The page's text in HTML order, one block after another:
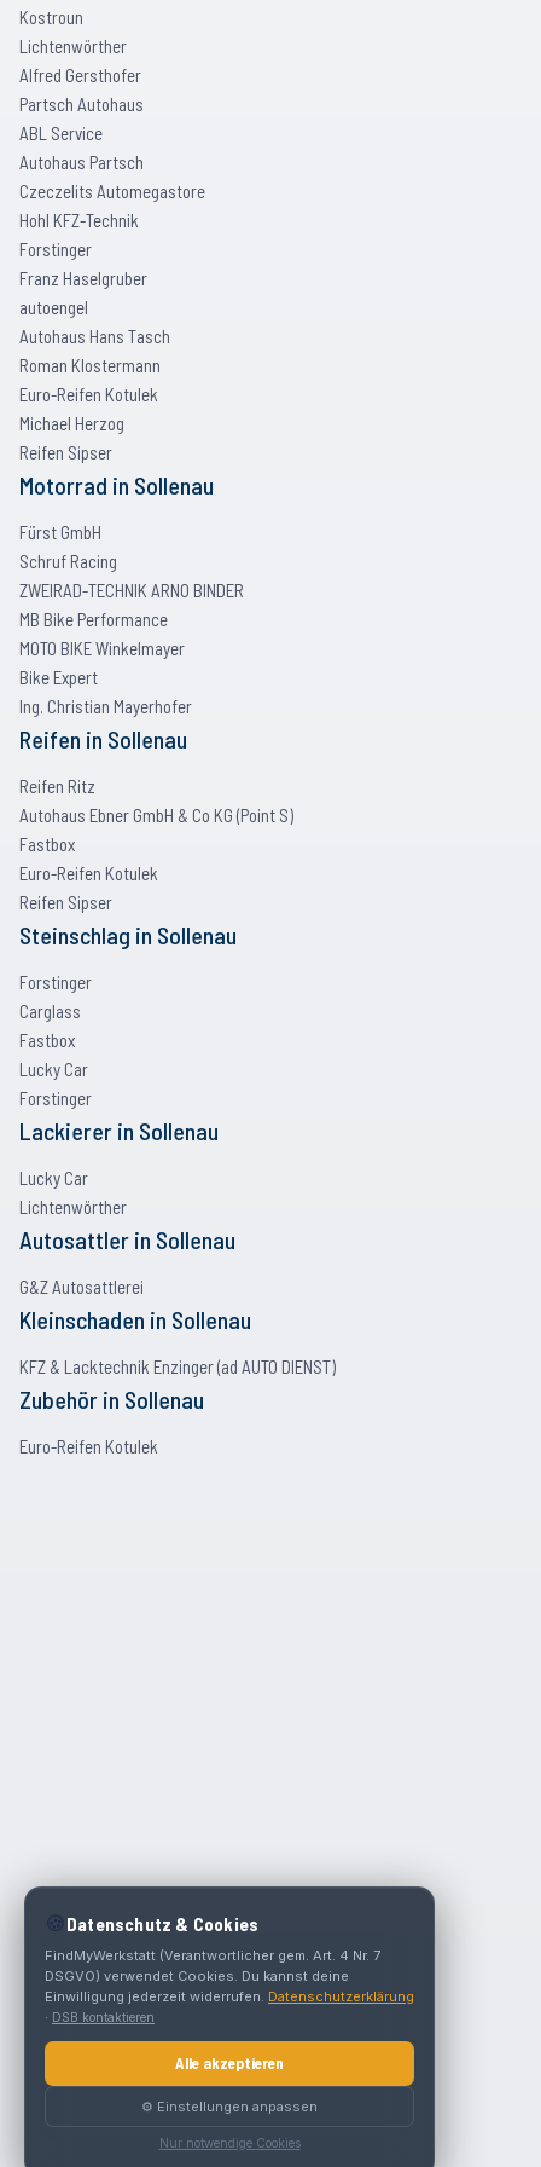
Kostroun
Lichtenwörther
Alfred Gersthofer
Partsch Autohaus
ABL Service
Autohaus Partsch
Czeczelits Automegastore
Hohl KFZ-Technik
Forstinger
Franz Haselgruber
autoengel
Autohaus Hans Tasch
Roman Klostermann
Euro-Reifen Kotulek
Michael Herzog
Reifen Sipser
Motorrad in Sollenau
Fürst GmbH
Schruf Racing
ZWEIRAD-TECHNIK ARNO BINDER
MB Bike Performance
MOTO BIKE Winkelmayer
Bike Expert
Ing. Christian Mayerhofer
Reifen in Sollenau
Reifen Ritz
Autohaus Ebner GmbH & Co KG (Point S)
Fastbox
Euro-Reifen Kotulek
Reifen Sipser
Steinschlag in Sollenau
Forstinger
Carglass
Fastbox
Lucky Car
Forstinger
Lackierer in Sollenau
Lucky Car
Lichtenwörther
Autosattler in Sollenau
G&Z Autosattlerei
Kleinschaden in Sollenau
KFZ & Lacktechnik Enzinger (ad AUTO DIENST)
Zubehör in Sollenau
Euro-Reifen Kotulek
🍪 Datenschutz & Cookies
FindMyWerkstatt (Verantwortlicher gem. Art. 4 Nr. 7
DSGVO) verwendet Cookies. Du kannst deine
Einwilligung jederzeit widerrufen. Datenschutzerklärung
· DSB kontaktieren
Alle akzeptieren
⚙️ Einstellungen anpassen
Nur notwendige Cookies